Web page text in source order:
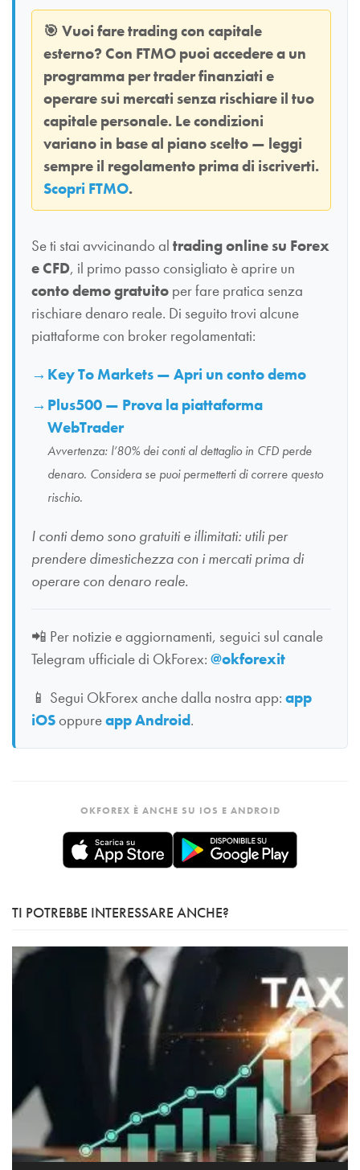
🎯 Vuoi fare trading con capitale
esterno? Con FTMO puoi accedere a un
programma per trader finanziati e
operare sui mercati senza rischiare il tuo
capitale personale. Le condizioni
variano in base al piano scelto — leggi
sempre il regolamento prima di iscriverti.
Scopri FTMO.
Se ti stai avvicinando al trading online su Forex
e CFD, il primo passo consigliato è aprire un
conto demo gratuito per fare pratica senza
rischiare denaro reale. Di seguito trovi alcune
piattaforme con broker regolamentati:
Key To Markets — Apri un conto demo
Plus500 — Prova la piattaforma
WebTrader
Avvertenza: l’80% dei conti al dettaglio in CFD perde
denaro. Considera se puoi permetterti di correre questo
rischio.
I conti demo sono gratuiti e illimitati: utili per
prendere dimestichezza con i mercati prima di
operare con denaro reale.
📲 Per notizie e aggiornamenti, seguici sul canale
Telegram ufficiale di OkForex: @okforexit
📱 Segui OkForex anche dalla nostra app: app
iOSoppureapp Android.
OKFOREX È ANCHE SU IOS E ANDROID
TI POTREBBE INTERESSARE ANCHE?